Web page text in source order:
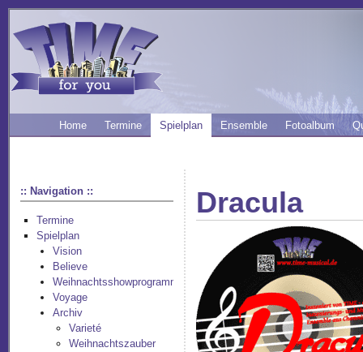
Home Termine Spielplan Ensemble Fotoalbum
:: Navigation ::
Termine
Spielplan
Vision
Believe
Weihnachtsshowprogramm
Voyage
Archiv
Varieté
Weihnachtszauber
Dracula